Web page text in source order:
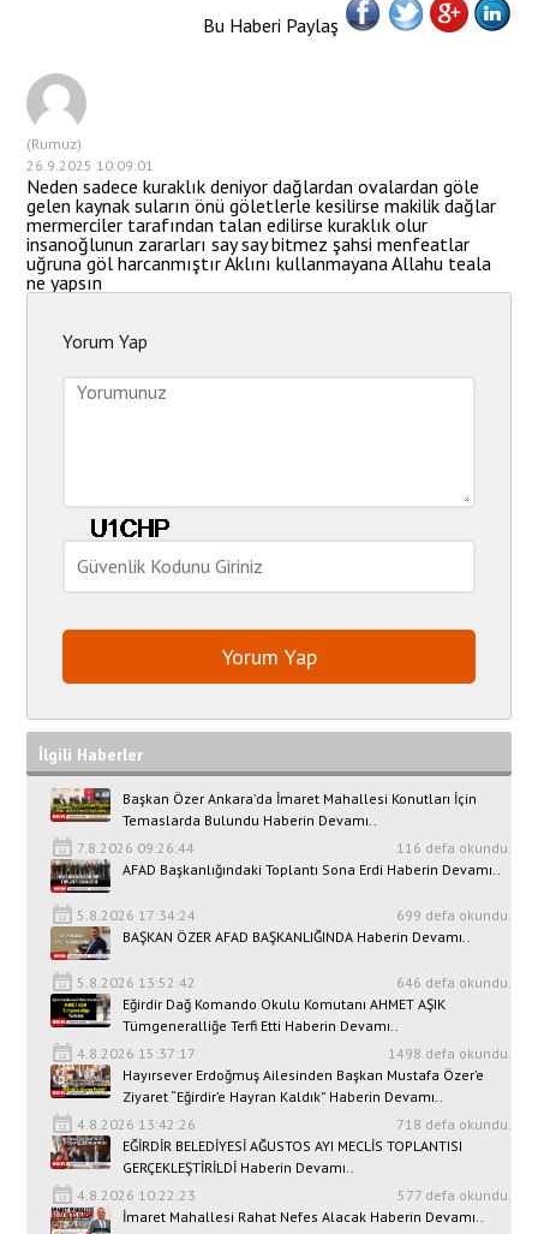
Bu Haberi Paylaş
(Rumuz)
26.9.2025 10:09:01
Neden sadece kuraklık deniyor dağlardan ovalardan göle
gelen kaynak suların önü göletlerle kesilirse makilik dağlar
mermerciler tarafından talan edilirse kuraklık olur
insanoğlunun zararları say say bitmez şahsi menfeatlar
uğruna göl harcanmıştır Aklını kullanmayana Allahu teala
ne yapsın
Yorum Yap
İlgili Haberler
Başkan Özer Ankara’da İmaret Mahallesi Konutları İçin
Temaslarda Bulundu Haberin Devamı..
7.8.2026 09:26:44
116 defa okundu.
AFAD Başkanlığındaki Toplantı Sona Erdi Haberin Devamı..
5.8.2026 17:34:24
699 defa okundu.
BAŞKAN ÖZER AFAD BAŞKANLIĞINDA Haberin Devamı..
5.8.2026 13:52:42
646 defa okundu.
Eğirdir Dağ Komando Okulu Komutanı AHMET AŞIK
Tümgeneralliğe Terfi Etti Haberin Devamı..
4.8.2026 15:37:17
1498 defa okundu.
Hayırsever Erdoğmuş Ailesinden Başkan Mustafa Özer’e
Ziyaret “Eğirdir’e Hayran Kaldık” Haberin Devamı..
4.8.2026 13:42:26
718 defa okundu.
EĞİRDİR BELEDİYESİ AĞUSTOS AYI MECLİS TOPLANTISI
GERÇEKLEŞTİRİLDİ Haberin Devamı..
4.8.2026 10:22:23
577 defa okundu.
İmaret Mahallesi Rahat Nefes Alacak Haberin Devamı..